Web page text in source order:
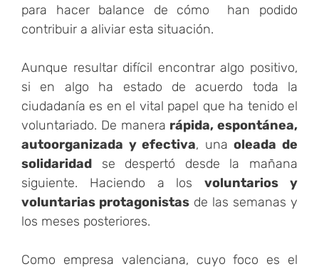
para hacer balance de cómo han podido
contribuir a aliviar esta situación.
Aunque resultar difícil encontrar algo positivo,
si en algo ha estado de acuerdo toda la
ciudadanía es en el vital papel que ha tenido el
voluntariado. De manera rápida, espontánea,
autoorganizada y efectiva, unaoleada de
solidaridad se despertó desde la mañana
siguiente. Haciendo a losvoluntarios y
voluntarias protagonistas de las semanas y
los meses posteriores.
Como empresa valenciana, cuyo foco es el